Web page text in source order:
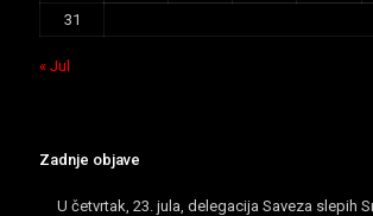
31
« Jul
Zadnje objave
U četvrtak, 23. jula, delegacija Saveza slepih